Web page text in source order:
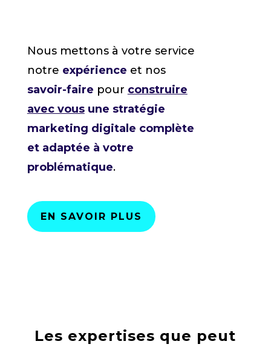
Nous mettons à votre service
notre expérience et nos
savoir-faire pour construire
avec vousune stratégie
marketing digitale complète
et adaptée à votre
problématique.
EN SAVOIR PLUS
Les expertises que peut